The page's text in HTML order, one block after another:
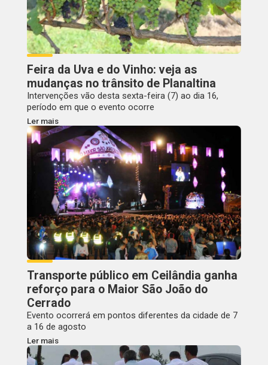
Feira da Uva e do Vinho: veja as
mudanças no trânsito de Planaltina
Intervenções vão desta sexta-feira (7) ao dia 16,
período em que o evento ocorre
Ler mais
Transporte público em Ceilândia ganha
reforço para o Maior São João do
Cerrado
Evento ocorrerá em pontos diferentes da cidade de 7
a 16 de agosto
Ler mais